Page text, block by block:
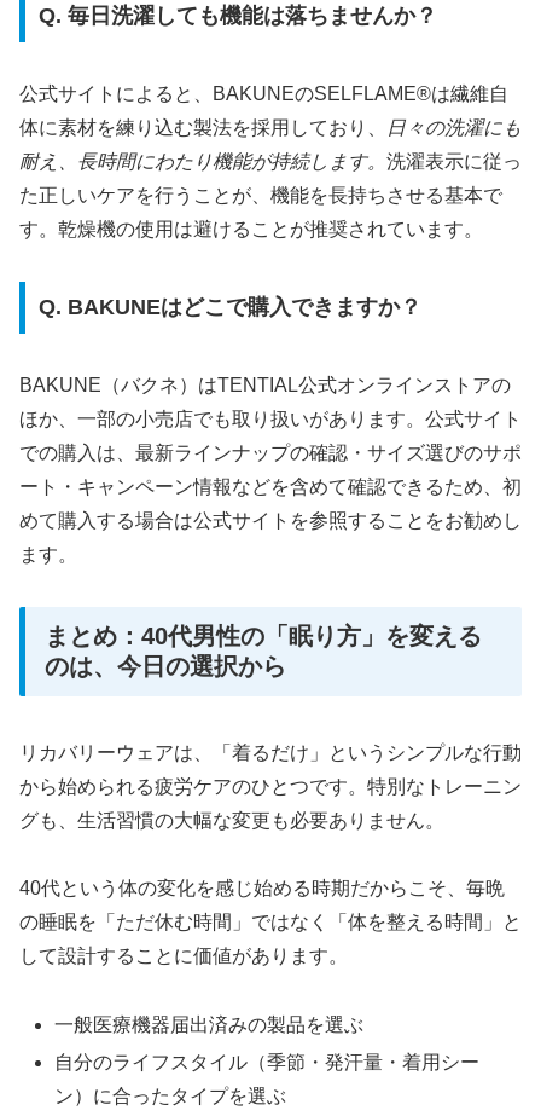
Q. 毎日洗濯しても機能は落ちませんか？
公式サイトによると、BAKUNEのSELFLAME®は繊維自
体に素材を練り込む製法を採用しており、
日々の洗濯にも
耐え、長時間にわたり機能が持続します。 洗濯表示に従っ
た正しいケアを行うことが、機能を長持ちさせる基本で
す。乾燥機の使用は避けることが推奨されています。
Q. BAKUNEはどこで購入できますか？
BAKUNE（バクネ）はTENTIAL公式オンラインストアの
ほか、一部の小売店でも取り扱いがあります。公式サイト
での購入は、最新ラインナップの確認・サイズ選びのサポ
ート・キャンペーン情報などを含めて確認できるため、初
めて購入する場合は公式サイトを参照することをお勧めし
ます。
まとめ：40代男性の「眠り方」を変える
のは、今日の選択から
リカバリーウェアは、「着るだけ」というシンプルな行動
から始められる疲労ケアのひとつです。特別なトレーニン
グも、生活習慣の大幅な変更も必要ありません。
40代という体の変化を感じ始める時期だからこそ、毎晩
の睡眠を「ただ休む時間」ではなく「体を整える時間」と
して設計することに価値があります。
一般医療機器届出済みの製品を選ぶ
自分のライフスタイル（季節・発汗量・着用シー
ン）に合ったタイプを選ぶ